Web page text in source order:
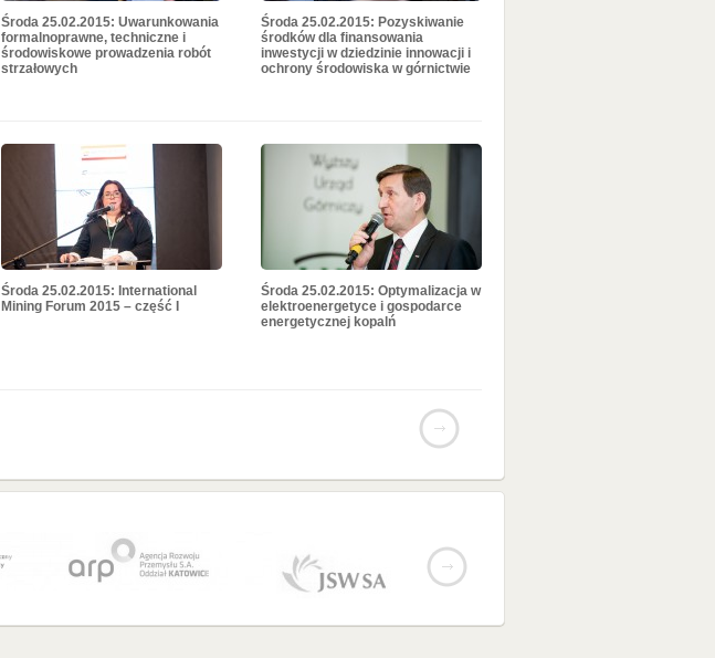
Środa 25.02.2015: Uwarunkowania
formalnoprawne, techniczne i
środowiskowe prowadzenia robót
strzałowych
Środa 25.02.2015: Pozyskiwanie
środków dla finansowania
inwestycji w dziedzinie innowacji i
ochrony środowiska w górnictwie
Środa 25.02.2015: International
Mining Forum 2015 – część I
Środa 25.02.2015: Optymalizacja w
elektroenergetyce i gospodarce
energetycznej kopalń